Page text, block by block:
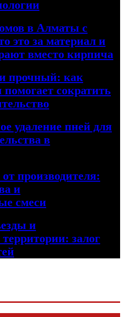
в Алматы с
это за материал и
вместо кирпича
прочный: как
сократить
удаление пней для
в
производителя:
и
смеси
и
залог